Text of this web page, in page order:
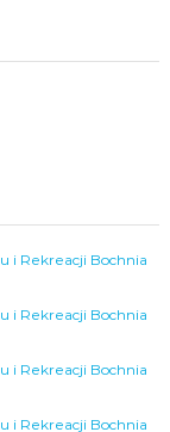
i Rekreacji Bochnia
i Rekreacji Bochnia
i Rekreacji Bochnia
i Rekreacji Bochnia